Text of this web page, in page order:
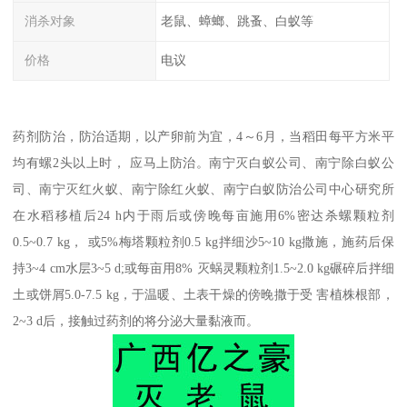
消杀对象 老鼠、蟑螂、跳蚤、白蚁等
价格 电议
药剂防治，防治适期，以产卵前为宜，4～6月，当稻田每平方米平
均有螺2头以上时， 应马上防治。南宁灭白蚁公司、南宁除白蚁公
司、南宁灭红火蚁、南宁除红火蚁、南宁白蚁防治公司中心研究所
在水稻移植后24 h内于雨后或傍晚每亩施用6%密达杀螺颗粒剂
0.5~0.7 kg， 或5%梅塔颗粒剂0.5 kg拌细沙5~10 kg撒施，施药后保
持3~4 cm水层3~5 d;或每亩用8% 灭蜗灵颗粒剂1.5~2.0 kg碾碎后拌细
土或饼屑5.0-7.5 kg，于温暖、土表干燥的傍晚撒于受 害植株根部，
2~3 d后，接触过药剂的将分泌大量黏液而。